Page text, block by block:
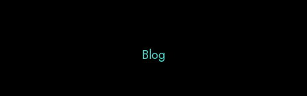
Blog